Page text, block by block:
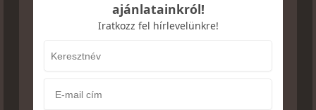
ajánlatainkról!
Iratkozz fel hírlevelünkre!